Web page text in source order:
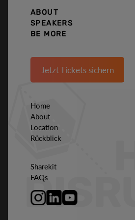
ABOUT
SPEAKERS
BE MORE
Jetzt Tickets sichern
Home
About
Location
Rückblick
Sharekit
FAQs